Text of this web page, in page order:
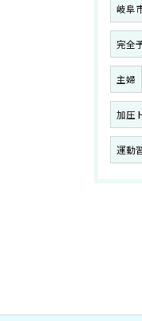
岐阜
完全
主婦
加圧
運動